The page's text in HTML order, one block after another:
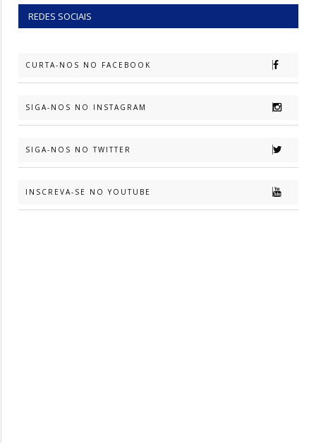
REDES SOCIAIS
CURTA-NOS NO FACEBOOK
SIGA-NOS NO INSTAGRAM
SIGA-NOS NO TWITTER
INSCREVA-SE NO YOUTUBE